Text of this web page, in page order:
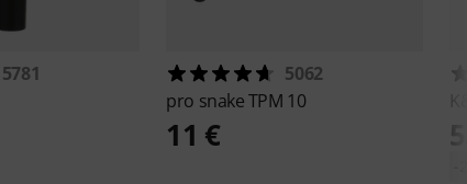
5781
5062
pro snakeTPM 10
11 €